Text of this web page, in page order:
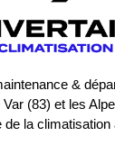
&
(83) et les
de la